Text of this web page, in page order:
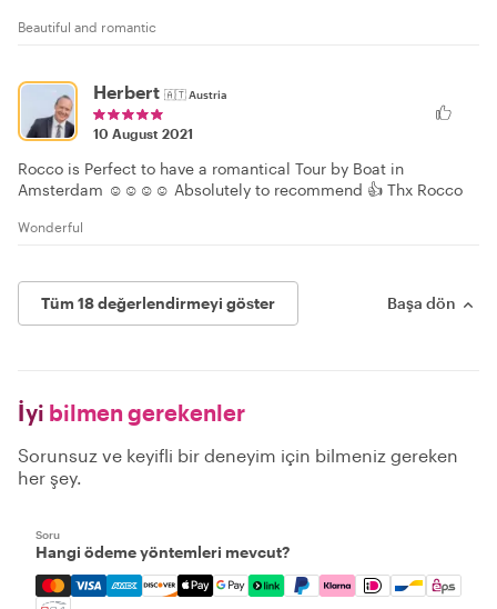
Beautiful and romantic
Herbert 🇦🇹Austria
10 August 2021
Rocco is Perfect to have a romantical Tour by Boat in
Amsterdam ☺️☺️☺️☺️ Absolutely to recommend 👍 Thx Rocco
Wonderful
Tüm 18 değerlendirmeyi göster Başa dön
İyi bilmen gerekenler
Sorunsuz ve keyifli bir deneyim için bilmeniz gereken
her şey.
Soru
Hangi ödeme yöntemleri mevcut?
Mastercard, Visa, Amex, Discover, Apple Pay, Google